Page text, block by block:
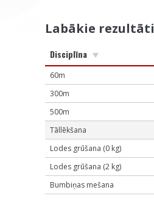
Labākie rezultāti
Disciplīna
60m
300m
500m
Tāllēkšana
Lodes grūšana (0 kg)
Lodes grūšana (2 kg)
Bumbiņas mešana